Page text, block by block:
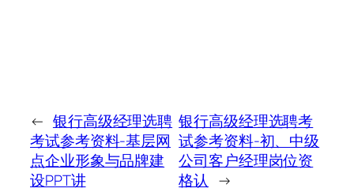
← 银行高级经理选聘
考试参考资料-基层网
点企业形象与品牌建
设PPT讲
银行高级经理选聘考
试参考资料-初、中级
公司客户经理岗位资
格认 →